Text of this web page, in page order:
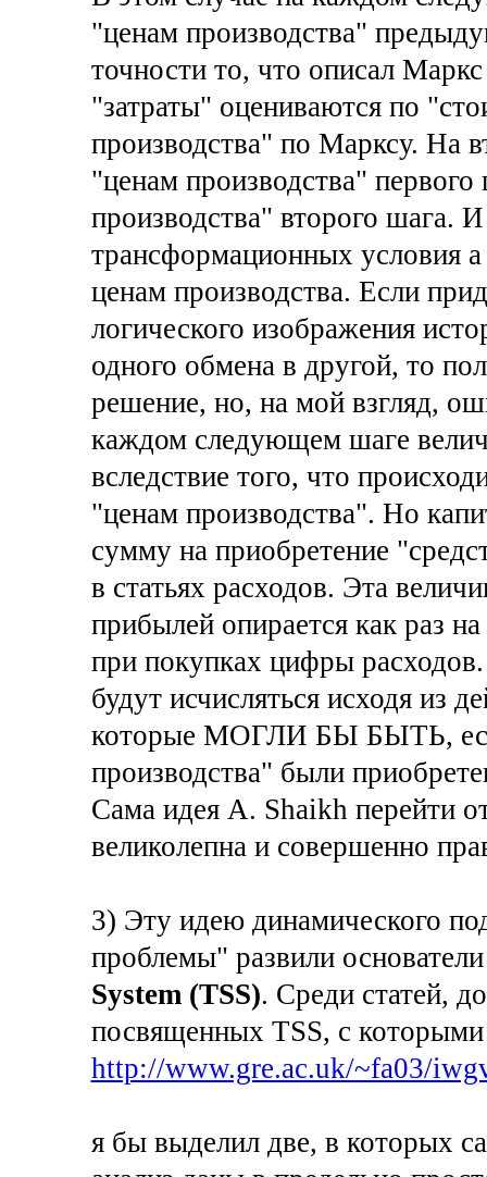
"ценам производства"
точности то, что описал
"затраты" оцениваются по
производства" по Марксу. На
"ценам производства"
производства" второго шага.
трансформационных условия
ценам производства. Если
логического изображения
одного обмена в другой, то
решение, но, на мой взгляд,
каждом следующем шаге
вследствие того, что
"ценам производства". Но
сумму на приобретение
в статьях расходов. Эта
прибылей опирается как раз
при покупках цифры
будут исчисляться исходя из
которые МОГЛИ БЫ БЫТЬ,
производства" были
Сама идея A. Shaikh перейти
великолепна и совершенно
3) Эту идею динамического
проблемы" развили
System (TSS). Среди статей,
посвященных TSS, с
http://www.gre.ac.uk/~fa03/
я бы выделил две, в которых